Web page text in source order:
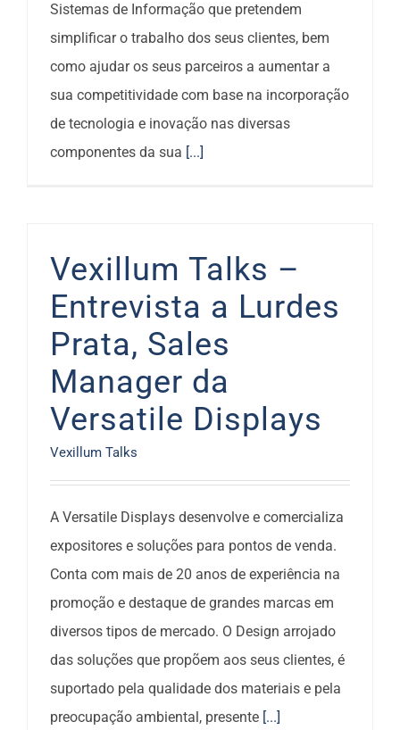
Sistemas de Informação que pretendem
simplificar o trabalho dos seus clientes, bem
como ajudar os seus parceiros a aumentar a
sua competitividade com base na incorporação
de tecnologia e inovação nas diversas
componentes da sua [...]
Vexillum Talks –
Entrevista a Lurdes
Prata, Sales
Manager da
Versatile Displays
Vexillum Talks
A Versatile Displays desenvolve e comercializa
expositores e soluções para pontos de venda.
Conta com mais de 20 anos de experiência na
promoção e destaque de grandes marcas em
diversos tipos de mercado. O Design arrojado
das soluções que propõem aos seus clientes, é
suportado pela qualidade dos materiais e pela
preocupação ambiental, presente [...]